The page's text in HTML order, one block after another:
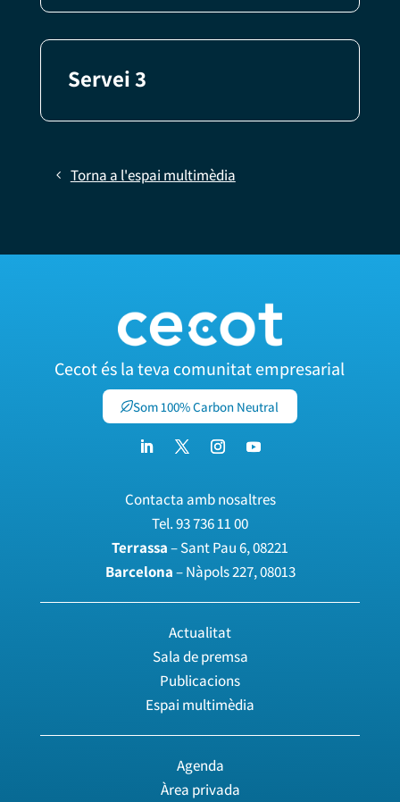
Servei 3
Torna a l'espai multimèdia
Cecot és la teva comunitat empresarial
Som 100% Carbon Neutral
Contacta amb nosaltres
Tel.93 736 11 00
Terrassa– Sant Pau 6, 08221
Barcelona– Nàpols 227, 08013
Actualitat
Sala de premsa
Publicacions
Espai multimèdia
Agenda
Àrea privada